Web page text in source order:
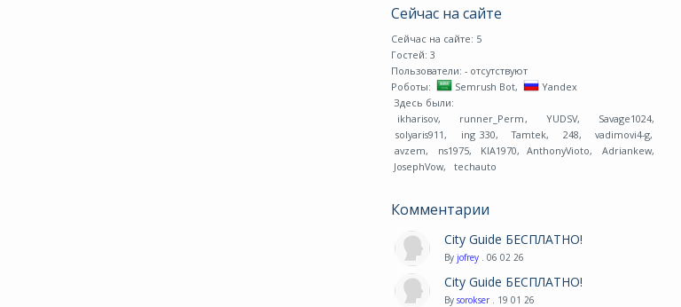
Сейчас на сайте
Сейчас на сайте: 5
Гостей: 3
Пользователи:- отсутствуют
Роботы:
Semrush Bot,
Yandex
Здесь были:
ikharisov, runner_Perm, YUDSV, Savage1024,
solyaris911, ing 330, Tamtek, 248, vadimovi4-g,
avzem, ns1975, KIA1970, AnthonyVioto, Adriankew,
JosephVow, techauto
Комментарии
City Guide БЕСПЛАТНО!
By jofrey . 06 02 26
City Guide БЕСПЛАТНО!
Bysorokser . 19 01 26